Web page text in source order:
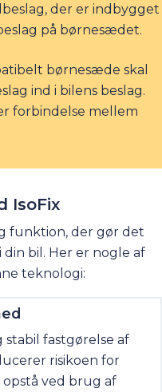
der er indbygget
på børnesædet.
børnesæde skal
ind i bilens beslag.
forbindelse mellem
IsoFix
funktion, der gør det
bil. Her er nogle af
teknologi:
stabil fastgørelse af
risikoen for
ved brug af